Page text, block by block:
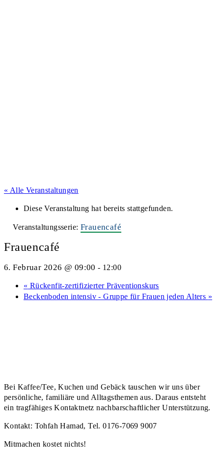
« Alle Veranstaltungen
Diese Veranstaltung hat bereits stattgefunden.
Veranstaltungsserie: Frauencafé
Frauencafé
6. Februar 2026 @ 09:00 - 12:00
« Rückenfit-zertifizierter Präventionskurs
Beckenboden intensiv - Gruppe für Frauen jeden Alters »
Bei Kaffee/Tee, Kuchen und Gebäck tauschen wir uns über
persönliche, familiäre und Alltagsthemen aus. Daraus entsteht
ein tragfähiges Kontaktnetz nachbarschaftlicher Unterstützung.
Kontakt: Tohfah Hamad, Tel. 0176-7069 9007
Mitmachen kostet nichts!